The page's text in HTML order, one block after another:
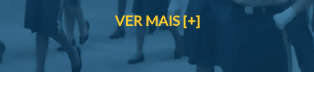
VER MAIS [+]